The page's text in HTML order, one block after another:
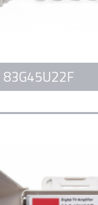
83G45U22F